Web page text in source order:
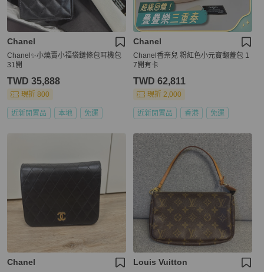
Chanel
Chanel✨小燒賣小福袋鏈條包耳機包
31開
TWD 35,888
現折 800
近新閒置品 本地 免運
Chanel
Chanel香奈兒 粉紅色小元寶翻蓋包 1
7開有卡
TWD 62,811
現折 2,000
近新閒置品 香港 免運
Chanel Louis Vuitton